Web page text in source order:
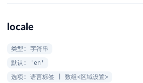
locale
类型: 字符串
默认: 'en'
选项: 语言标签 | 数组<区域设置>